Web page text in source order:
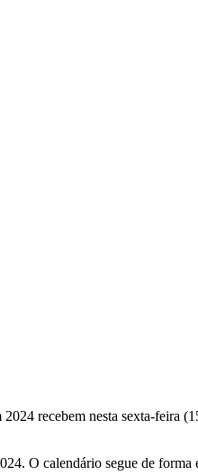
recebem nesta sexta-feira
O calendário segue de